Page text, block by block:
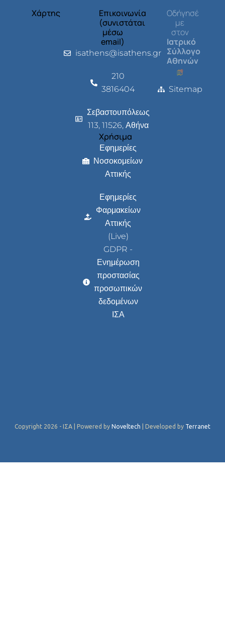
Χάρτης
Επικοινωνία
(συνιστάται
μέσω
email)
isathens@isathens.gr
210
3816404
Σεβαστουπόλεως
113, 11526, Αθήνα
Χρήσιμα
Εφημερίες
Νοσοκομείων
Αττικής
Εφημερίες
Φαρμακείων
Αττικής
(Live)
GDPR -
Ενημέρωση
προστασίας
προσωπικών
δεδομένων
ΙΣΑ
Οδήγησέ
με
στον
Ιατρικό
Σύλλογο
Αθηνών
Sitemap
Copyright 2026 - ΙΣΑ | Powered by Noveltech | Developed by Terranet